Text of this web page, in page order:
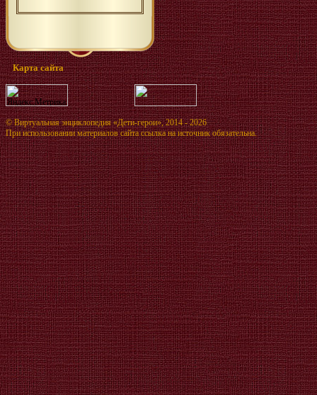
Карта сайта
©Виртуальная энциклопедия «Дети-герои», 2014 - 2026
При использовании материалов сайта ссылка на источник обязательна.